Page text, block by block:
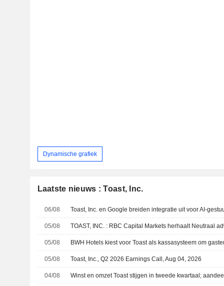
Dynamische grafiek
Laatste nieuws : Toast, Inc.
06/08
05/08 TOAST, INC. : RBC Capital Markets herhaalt Neutraal
05/08
05/08 Toast, Inc., Q2 2026 Earnings Call, Aug 04, 2026
04/08 Winst en omzet Toast stijgen in tweede kwartaal;